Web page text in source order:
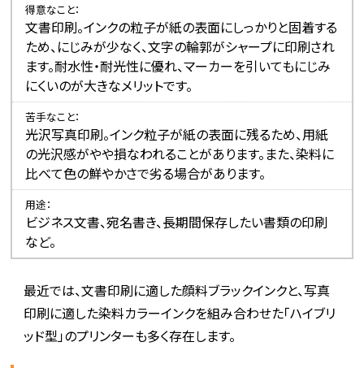
得意なこと
文書印刷。インクの粒子が紙の表面にしっかりと固着する
ため、にじみが少なく、文字の輪郭がシャープに印刷され
ます。耐水性・耐光性に優れ、マーカーを引いてもにじみ
にくいのが大きなメリットです。
苦手なこと
光沢写真印刷。インク粒子が紙の表面に残るため、用紙
の光沢感がやや損なわれることがあります。また、染料に
比べて色の鮮やかさで劣る場合があります。
用途
ビジネス文書、宛名書き、長期間保存したい書類の印刷
など。
最近では、文書印刷に適した顔料ブラックインクと、写真
印刷に適した染料カラーインクを組み合わせた「ハイブリ
ッド型」のプリンターも多く存在します。